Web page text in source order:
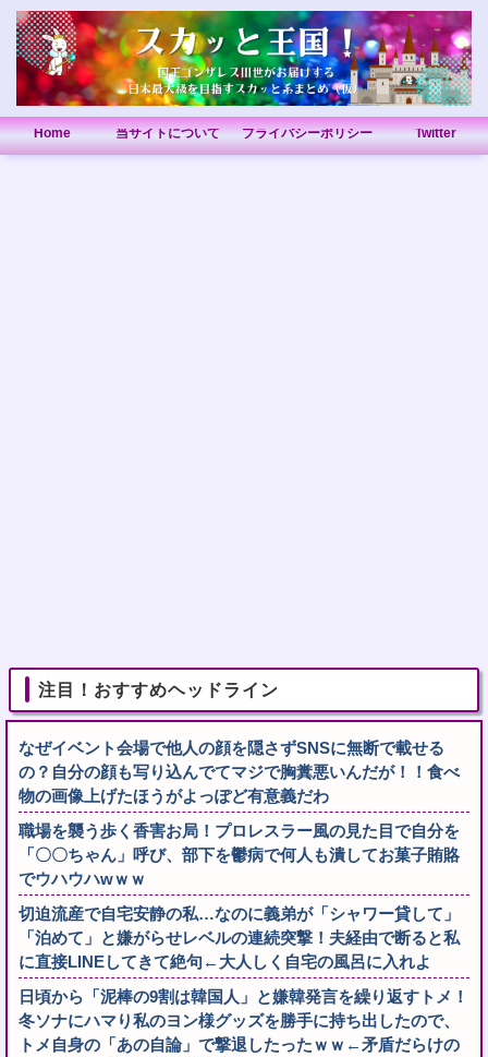
Home 当サイトについて プライバシーポリシー Twitter
注目！おすすめヘッドライン
なぜイベント会場で他人の顔を隠さずSNSに無断で載せる
の？自分の顔も写り込んでてマジで胸糞悪いんだが！！食べ
物の画像上げたほうがよっぽど有意義だわ
職場を襲う歩く香害お局！プロレスラー風の見た目で自分を
「〇〇ちゃん」呼び、部下を鬱病で何人も潰してお菓子賄賂
でウハウハwｗｗ
切迫流産で自宅安静の私…なのに義弟が「シャワー貸して」
「泊めて」と嫌がらせレベルの連続突撃！夫経由で断ると私
に直接LINEしてきて絶句←大人しく自宅の風呂に入れよ
日頃から「泥棒の9割は韓国人」と嫌韓発言を繰り返すトメ！
冬ソナにハマり私のヨン様グッズを勝手に持ち出したので、
トメ自身の「あの自論」で撃退したったｗｗ←矛盾だらけの